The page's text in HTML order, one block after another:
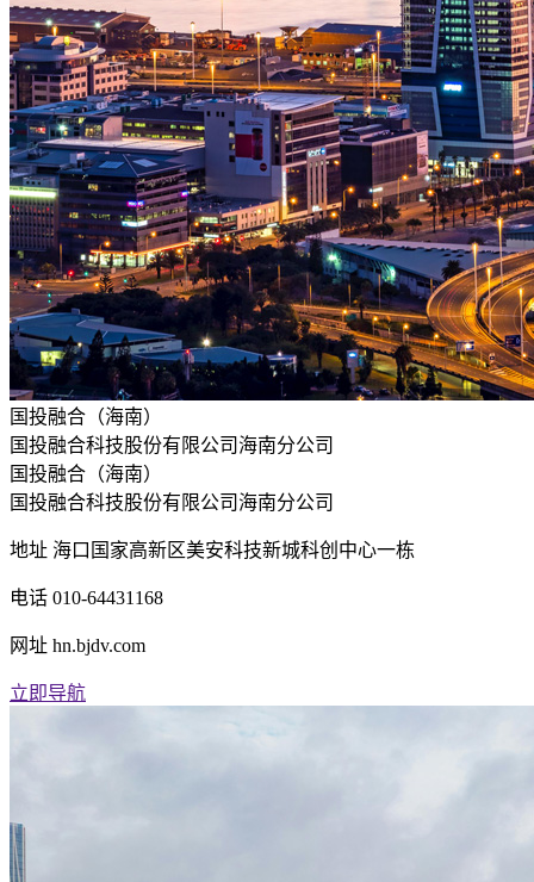
国投融合（海南）
国投融合科技股份有限公司海南分公司
国投融合（海南）
国投融合科技股份有限公司海南分公司
地址 海口国家高新区美安科技新城科创中心一栋
电话 010-64431168
网址 hn.bjdv.com
立即导航